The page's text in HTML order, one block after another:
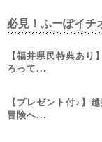
必見！ふーぽイチ
【福井県民特典あり
ろって...
【プレゼント付♪】
冒険へ...